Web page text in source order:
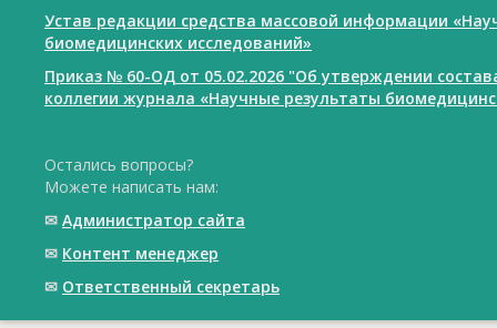
Устав редакции средства массовой информации
биомедицинских исследований»
Приказ № 60-ОД от 05.02.2026 "Об утверждении
коллегии журнала «Научные результаты
Остались вопросы?
Можете написать нам:
✉ Администратор сайта
✉ Контент менеджер
✉ Ответственный cекретарь